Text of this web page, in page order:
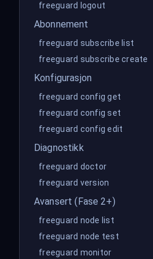
freeguard logout
Abonnement
freeguard subscribe list
freeguard subscribe create
Konfigurasjon
freeguard config get
freeguard config set
freeguard config edit
Diagnostikk
freeguard doctor
freeguard version
Avansert (Fase 2+)
freeguard node list
freeguard node test
freeguard monitor